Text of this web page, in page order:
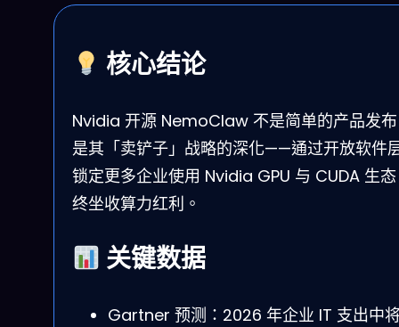
核心结论
Nvidia 开源 NemoClaw 不是简单的产品发
是其「卖铲子」战略的深化——通过开放软件
锁定更多企业使用 Nvidia GPU 与 CUDA 生
终坐收算力红利。
关键数据
Gartner 预测：2026 年企业 IT 支出中